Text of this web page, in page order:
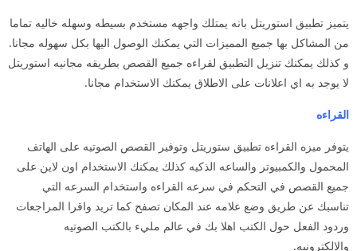
يتميز تطبيق استوريتل بانه يمتلك واجهه مستخدم بسيطه وسهله خاليه تماما
من المشاكل بها جميع المميزات التي يمكنك الوصول اليها بكل سهوله مجانا.
و كذلك يمكنك تنزيل التطبيق لقراءه جميع القصص بطريقه مجانيه استوريتل
لا يوجد به اي اعلانات على الاطلاق يمكنك الاستخدام مجانا.
القراءه
يتوفر ميزه القراءه تطبيق ستوريتل وتوفير القصص الصوتيه على الهاتف
المحمول والكمبيوتر والساعه الذكيه كذلك يمكنك الاستخدام اون لاين على
جميع القصص في التحكم في سرعه القراءه واستخدام السرعه التي
تناسبك عن طريق وضع علامه عند المكان تصفح كما تريد واقرا المراجعات
وردود الفعل حول الكتب اهلا بك في عالم مليء بالكتب الصوتيه
والالكترونيه.